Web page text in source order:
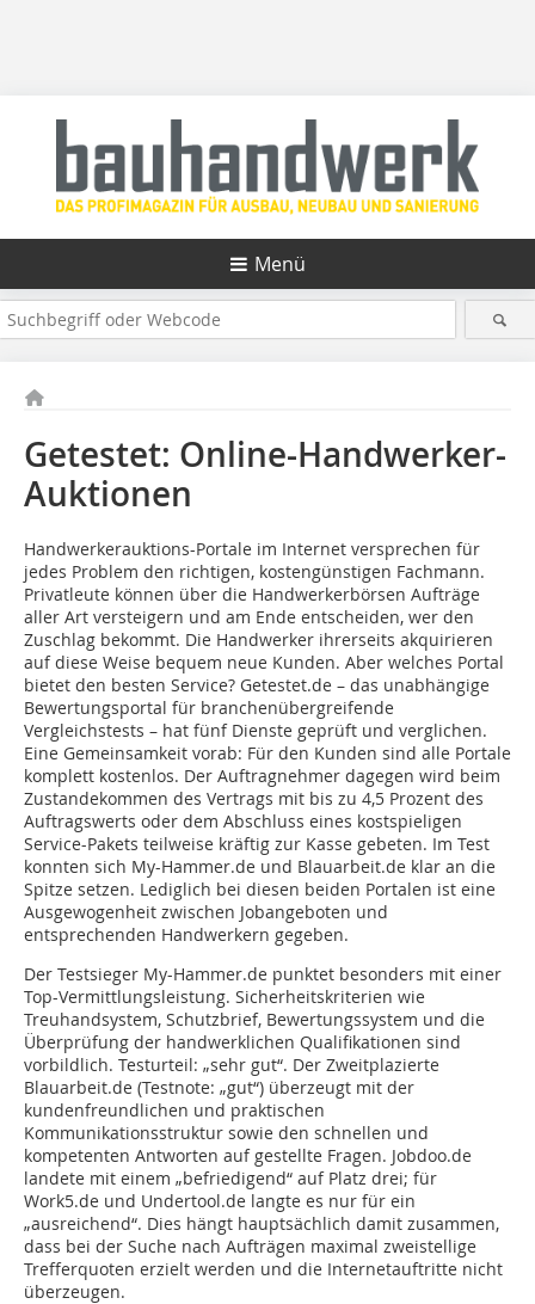
Menü
Getestet: Online-Handwerker-
Auktionen
Handwerkerauktions-Portale im Internet versprechen für
jedes Problem den richtigen, kostengünstigen Fachmann.
Privatleute können über die Handwerkerbörsen Aufträge
aller Art versteigern und am Ende entscheiden, wer den
Zuschlag bekommt. Die Handwerker ihrerseits akquirieren
auf diese Weise bequem neue Kunden. Aber welches Portal
bietet den besten Service? Getestet.de – das unabhängige
Bewertungsportal für branchenübergreifende
Vergleichstests – hat fünf Dienste geprüft und verglichen.
Eine Gemeinsamkeit vorab: Für den Kunden sind alle Portale
komplett kostenlos. Der Auftragnehmer dagegen wird beim
Zustandekommen des Vertrags mit bis zu 4,5 Prozent des
Auftragswerts oder dem Abschluss eines kostspieligen
Service-Pakets teilweise kräftig zur Kasse gebeten. Im Test
konnten sich My-Hammer.de und Blauarbeit.de klar an die
Spitze setzen. Lediglich bei diesen beiden Portalen ist eine
Ausgewogenheit zwischen Jobangeboten und
entsprechenden Handwerkern gegeben.
Der Testsieger My-Hammer.de punktet besonders mit einer
Top-Vermittlungsleistung. Sicherheitskriterien wie
Treuhandsystem, Schutzbrief, Bewertungssystem und die
Überprüfung der handwerklichen Qualifikationen sind
vorbildlich. Testurteil: „sehr gut“. Der Zweitplazierte
Blauarbeit.de (Testnote: „gut“) überzeugt mit der
kundenfreundlichen und praktischen
Kommunikationsstruktur sowie den schnellen und
kompetenten Antworten auf gestellte Fragen. Jobdoo.de
landete mit einem „befriedigend“ auf Platz drei; für
Work5.de und Undertool.de langte es nur für ein
„ausreichend“. Dies hängt hauptsächlich damit zusammen,
dass bei der Suche nach Aufträgen maximal zweistellige
Trefferquoten erzielt werden und die Internetauftritte nicht
überzeugen.